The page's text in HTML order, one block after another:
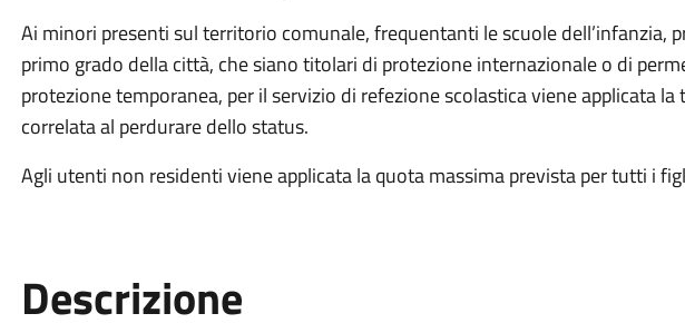
Ai minori presenti sul territorio comunale, frequentanti le scuole dell’infanzia,
primo grado della città, che siano titolari di protezione internazionale o di
protezione temporanea, per il servizio di refezione scolastica viene applicata
correlata al perdurare dello status.
Agli utenti non residenti viene applicata la quota massima prevista per tutti i
Descrizione